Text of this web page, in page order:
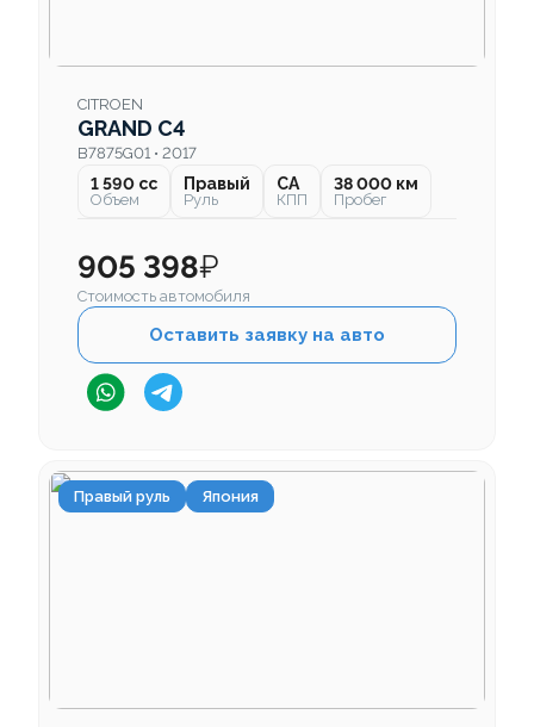
CITROEN
GRAND C4
B7875G01 • 2017
1 590 cc
Объем
Правый
Руль
CA
КПП
38 000 км
Пробег
905 398₽
Стоимость автомобиля
Оставить заявку на авто
Правый руль Япония